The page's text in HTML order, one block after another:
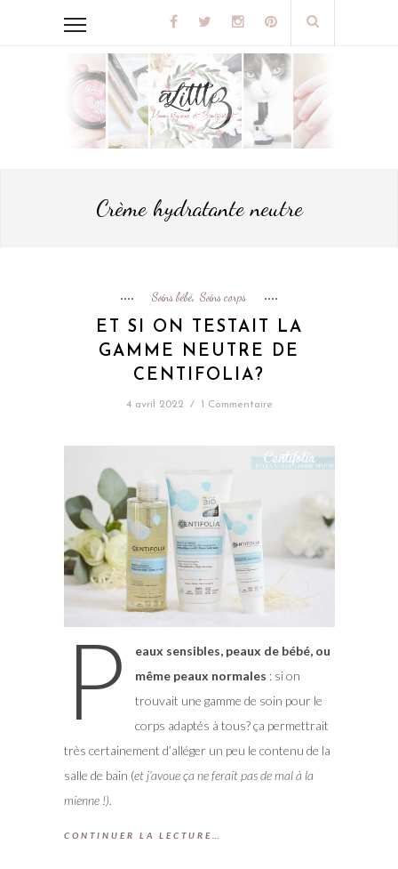
Crème hydratante neutre
Soins bébé, Soins corps
ET SI ON TESTAIT LA
GAMME NEUTRE DE
CENTIFOLIA?
4 avril 2022 / 1 Commentaire
P
eaux sensibles, peaux de bébé, ou
même peaux normales : si on
trouvait une gamme de soin pour le
corps adaptés à tous? ça permettrait
très certainement d’alléger un peu le contenu de la
salle de bain (et j’avoue ça ne ferait pas de mal à la
mienne !).
CONTINUER LA LECTURE…